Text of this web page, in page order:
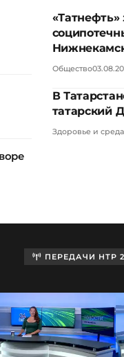
«Татнефть»
Общество
В
татарский
Здоровье и среда
ПЕРЕДАЧИ НТР